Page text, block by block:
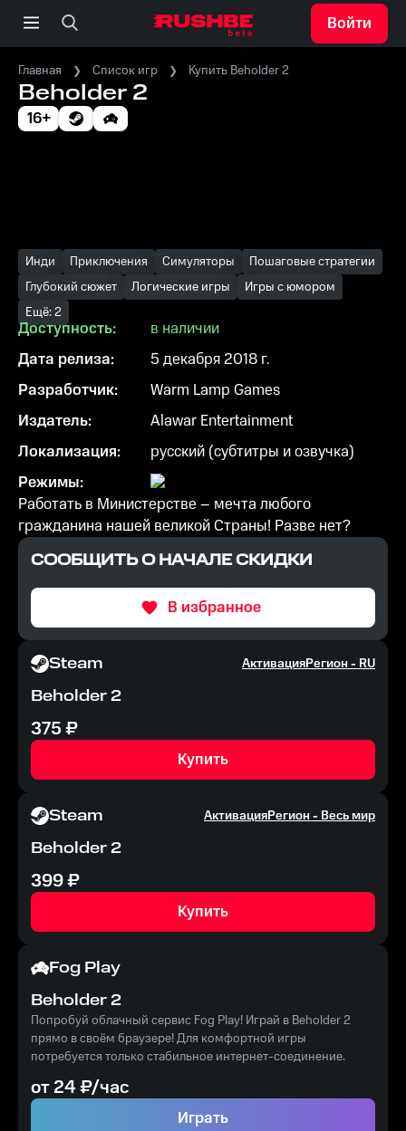
Войти
Главная Список игр Купить Beholder 2
Beholder 2
16+
Инди Приключения Симуляторы
Пошаговые стратегии
Глубокий сюжет
Логические игры
Игры с юмором
Ещё: 2
Доступность:
в наличии
Дата релиза:
5 декабря 2018 г.
Разработчик:
Warm Lamp Games
Издатель:
Alawar Entertainment
Локализация:
русский (субтитры и озвучка)
Режимы:
Работать в Министерстве – мечта любого
гражданина нашей великой Страны! Разве нет?
СООБЩИТЬ О НАЧАЛЕ СКИДКИ
В избранное
Steam АктивацияРегион -RU
Beholder 2
375₽
Купить
Steam АктивацияРегион -Весь мир
Beholder 2
399₽
Купить
Fog Play
Beholder 2
Попробуй облачный сервис Fog Play! Играй в Beholder 2
прямо в своём браузере! Для комфортной игры
потребуется только стабильное интернет-соединение.
от24₽/час
Играть